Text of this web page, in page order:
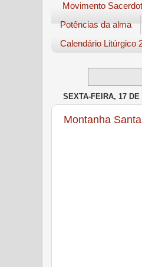
Movimento
Potências da alma
Calendário Litúrgico
SEXTA-FEIRA, 17
Montanha Santa